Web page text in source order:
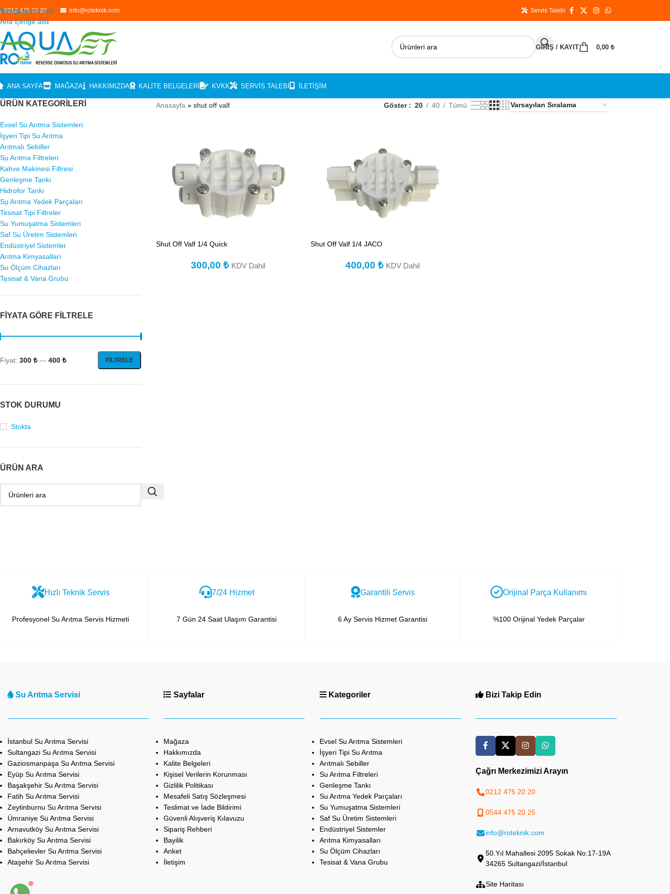
Navigasyona atla
Ana içeriğe atla
0212 475 20 20 info@roteknik.com Servis Talebi
GIRIŞ / KAYIT 0,00 ₺
ANA SAYFA MAĞAZA HAKKIMIZDA KALITE BELGELERI KVKK SERVIS TALEBI İLETIŞIM
ÜRÜN KATEGORILERI
Evsel Su Arıtma Sistemleri
İşyeri Tipi Su Arıtma
Arıtmalı Sebiller
Su Arıtma Filtreleri
Kahve Makinesi Filtresi
Genleşme Tankı
Hidrofor Tankı
Su Arıtma Yedek Parçaları
Tesisat Tipi Filtreler
Su Yumuşatma Sistemleri
Saf Su Üretim Sistemleri
Endüstriyel Sistemler
Arıtma Kimyasalları
Su Ölçüm Cihazları
Tesisat & Vana Grubu
FIYATA GÖRE FILTRELE
FILTRELE
Fiyat: 300 ₺ — 400 ₺
STOK DURUMU
Stokta
ÜRÜN ARA
Anasayfa » shut off valf Göster 20 40 Tümü
Shut Off Valf 1/4 Quick
300,00₺ KDV Dahil
Shut Off Valf 1/4 JACO
400,00 ₺ KDV Dahil
Hızlı Teknik Servis
Profesyonel Su Arıtma Servis Hizmeti
7/24 Hizmet
7 Gün 24 Saat Ulaşım Garantisi
Garantili Servis
6 Ay Servis Hizmet Garantisi
Orijinal Parça Kullanımı
%100 Orijinal Yedek Parçalar
Su Arıtma Servisi
İstanbul Su Arıtma Servisi
Sultangazi Su Arıtma Servisi
Gaziosmanpaşa Su Arıtma Servisi
Eyüp Su Arıtma Servisi
Başakşehir Su Arıtma Servisi
Fatih Su Arıtma Servisi
Zeytinburnu Su Arıtma Servisi
Ümraniye Su Arıtma Servisi
Arnavutköy Su Arıtma Servisi
Bakırköy Su Arıtma Servisi
Bahçelievler Su Arıtma Servisi
Ataşehir Su Arıtma Servisi
Sayfalar
Mağaza
Hakkımızda
Kalite Belgeleri
Kişisel Verilerin Korunması
Gizlilik Politikası
Mesafeli Satış Sözleşmesi
Teslimat ve İade Bildirimi
Güvenli Alışveriş Kılavuzu
Sipariş Rehberi
Bayilik
Anket
İletişim
Kategoriler
Evsel Su Arıtma Sistemleri
İşyeri Tipi Su Arıtma
Arıtmalı Sebiller
Su Arıtma Filtreleri
Genleşme Tankı
Su Arıtma Yedek Parçaları
Su Yumuşatma Sistemleri
Saf Su Üretim Sistemleri
Endüstriyel Sistemler
Arıtma Kimyasalları
Su Ölçüm Cihazları
Tesisat & Vana Grubu
Bizi Takip Edin
Çağrı Merkezimizi Arayın
0212 475 20 20
0544 475 20 25
info@roteknik.com
50.Yıl Mahallesi 2095 Sokak No:17-19A
34265 Sultangazi/İstanbul
Site Haritası